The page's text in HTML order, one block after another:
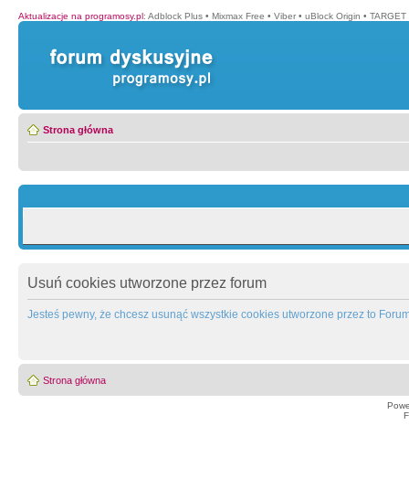
Aktualizacje na programosy.pl: Adblock Plus • Mixmax Free • Viber • uBlock Origin •
Strona główna
Usuń cookies utworzone przez forum
Jesteś pewny, że chcesz usunąć wszystkie cookies utworzone przez to
Strona główna